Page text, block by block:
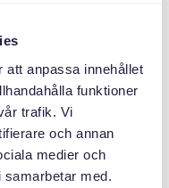
att anpassa innehållet
funktioner
trafik. Vi
och annan
medier och
med.
збори